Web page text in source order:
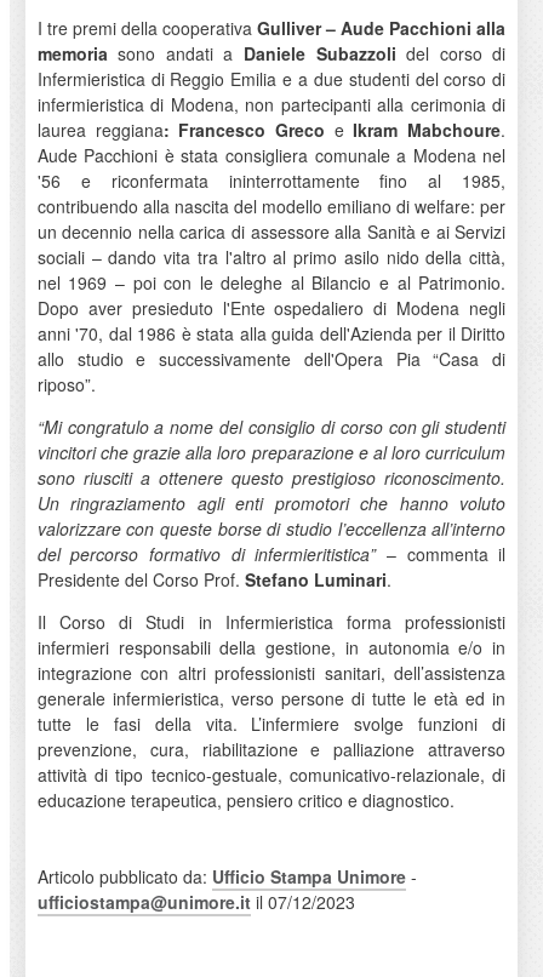
I tre premi della cooperativaGulliver – Aude Pacchioni alla
memoriasono andati a Daniele Subazzolidel corso di
Infermieristica di Reggio Emilia e a due studenti del corso di
infermieristica di Modena, non partecipanti alla cerimonia di
laurea reggiana: Francesco Greco eIkram Mabchoure.
Aude Pacchioni è stata consigliera comunale a Modena nel
'56 e riconfermata ininterrottamente fino al 1985,
contribuendo alla nascita del modello emiliano di welfare: per
un decennio nella carica di assessore alla Sanità e ai Servizi
sociali – dando vita tra l'altro al primo asilo nido della città,
nel 1969 – poi con le deleghe al Bilancio e al Patrimonio.
Dopo aver presieduto l'Ente ospedaliero di Modena negli
anni '70, dal 1986 è stata alla guida dell'Azienda per il Diritto
allo studio e successivamente dell'Opera Pia “Casa di
riposo”.
“Mi congratulo a nome del consiglio di corso con gli studenti
vincitori che grazie alla loro preparazione e al loro curriculum
sono riusciti a ottenere questo prestigioso riconoscimento.
Un ringraziamento agli enti promotori che hanno voluto
valorizzare con queste borse di studio l’eccellenza all’interno
del percorso formativo di infermieritistica” – commenta il
Presidente del Corso Prof. Stefano Luminari.
Il Corso di Studi in Infermieristica forma professionisti
infermieri responsabili della gestione, in autonomia e/o in
integrazione con altri professionisti sanitari, dell’assistenza
generale infermieristica, verso persone di tutte le età ed in
tutte le fasi della vita. L’infermiere svolge funzioni di
prevenzione, cura, riabilitazione e palliazione attraverso
attività di tipo tecnico-gestuale, comunicativo-relazionale, di
educazione terapeutica, pensiero critico e diagnostico.
Articolo pubblicato da: Ufficio Stampa Unimore-
ufficiostampa@unimore.itil 07/12/2023